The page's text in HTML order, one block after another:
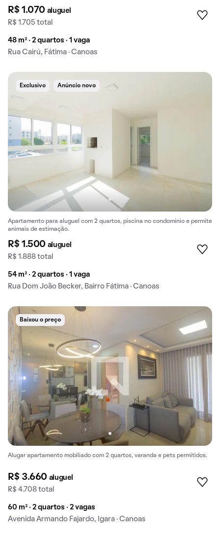
R$ 1.070 aluguel
R$ 1.705 total
48 m² · 2 quartos · 1 vaga
Rua Cairú, Fátima · Canoas
Exclusivo Anúncio novo
Apartamento para aluguel com 2 quartos, piscina no condomínio e permite
animais de estimação.
R$ 1.500 aluguel
R$ 1.888 total
54 m² · 2 quartos · 1 vaga
Rua Dom João Becker, Bairro Fátima · Canoas
Baixou o preço
Alugar apartamento mobiliado com 2 quartos, varanda e pets permitidos.
R$ 3.660 aluguel
R$ 4.708 total
60 m² · 2 quartos · 2 vagas
Avenida Armando Fajardo, Igara · Canoas